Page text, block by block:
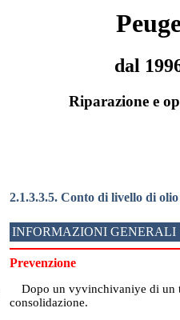
dal
Riparazione e
2.1.3.3.5. Conto di livello di
INFORMAZIONI GENERALI
Prevenzione
Dopo un vyvinchivaniye di un
consolidazione.